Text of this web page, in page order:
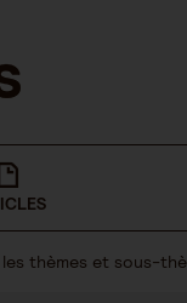
thèmes et sous-